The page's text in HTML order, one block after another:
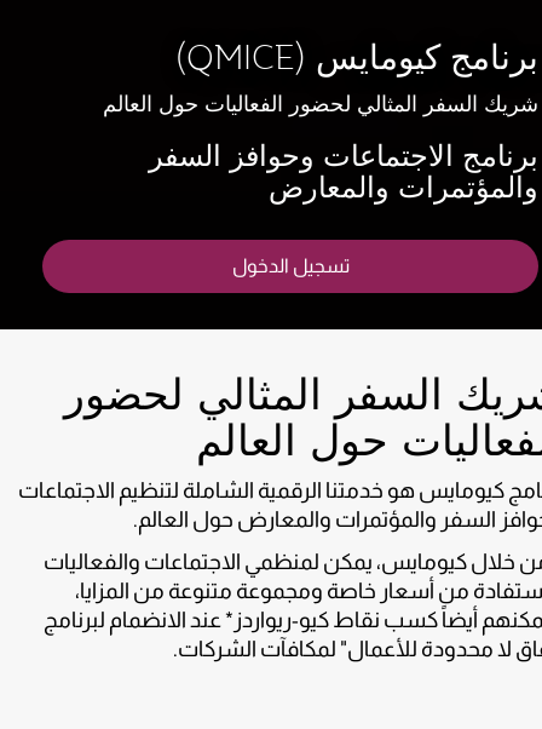
برنامج كيومايس (QMICE)
شريك السفر المثالي لحضور الفعاليات حول العالم
برنامج الاجتماعات وحوافز السفر
والمؤتمرات والمعارض
تسجيل الدخول
السفر المثالي لحضور
حول العالم
كيومايس هو خدمتنا الرقمية الشاملة لتنظيم الاجتماعات
السفر والمؤتمرات والمعارض حول العالم.
خلال كيومايس، يمكن لمنظمي الاجتماعات والفعاليات
من أسعار خاصة ومجموعة متنوعة من المزايا،
أيضاً كسب نقاط كيو-ريواردز* عند الانضمام لبرنامج
لا محدودة للأعمال" لمكافآت الشركات.